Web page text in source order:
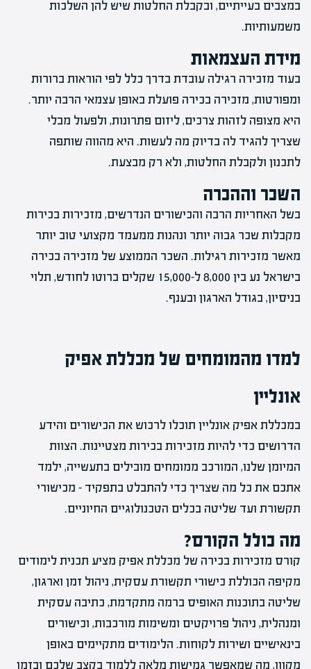
במצבים בעייתיים, ובקבלת החלטות שיש להן השלכות
משמעותיות.
מידת העצמאות
בעוד מזכירה רגילה עובדת בדרך כלל לפי הוראות ברורות
ומפורטות, מזכירה בכירה פועלת באופן עצמאי הרבה יותר.
היא מצופה לזהות צרכים, ליזום פתרונות, ולפעול מבלי
שצריך להגיד לה בדיוק מה לעשות. היא מהווה שותפה
לתכנון ולקבלת החלטות, ולא רק מבצעת.
השכר וההכרה
בשל האחריות הרבה והכישורים הנדרשים, מזכירות בכירות
מקבלות שכר גבוה יותר ונהנות ממעמד מקצועי טוב יותר
מאשר מזכירות רגילות. השכר הממוצע של מזכירה בכירה
בישראל נע בין 8,000 ל-15,000 שקלים ברוטו לחודש, תלוי
בניסיון, בגודל הארגון ובענף.
למדו מהמומחים של מכללת אפיק
אונליין
במכללת אפיק אונליין תוכלו לרכוש את הכישורים והידע
הדרושים כדי להיות מזכירות בכירות מצטיינות. הצוות
המיומן שלנו, המורכב ממומחים מובילים בתעשייה, ילמד
אתכם את כל מה שצריך כדי להתבלט בתפקיד – מכישורי
תקשורת ועד שליטה בכלים הטכנולוגיים החיוניים.
מה כולל הקורס?
קורס מזכירות בכירה של מכללת אפיק מציע תכנית לימודים
מקיפה הכוללת כישורי תקשורת עסקית, ניהול זמן וארגון,
שליטה בתוכנות האופיס ברמה מתקדמת, כתיבה עסקית
ומנהלית, ניהול פרויקטים ומשימות מורכבות, וכישורים
בינאישיים ושירות לקוחות. הלימודים מתקיימים באופן
מקוון, מה שמאפשר גמישות מלאה ללמוד בקצב שלכם ובזמן